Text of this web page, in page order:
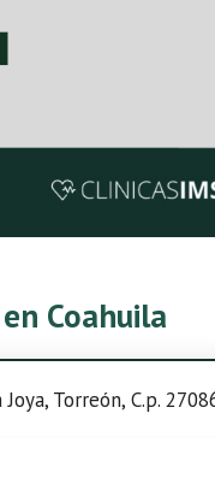
Coahuila
Torreón, C.p.